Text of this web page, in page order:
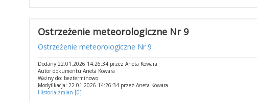
Ostrzeżenie meteorologiczne Nr 9
Ostrzeżenie meteorologiczne Nr 9
Dodany 22.01.2026 14:26:34 przez Aneta Kowara
Autor dokumentu Aneta Kowara
Ważny do: bezterminowo
Modyfikacja: 22.01.2026 14:26:34 przez Aneta Kowara
Historia zmian [0]